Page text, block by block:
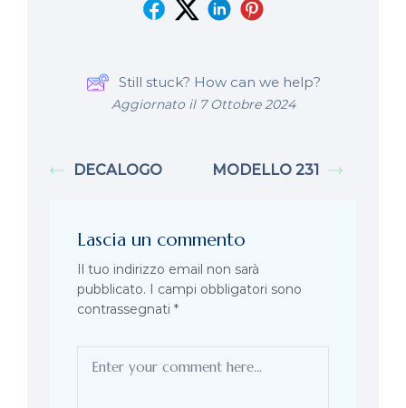
Still stuck? How can we help?
Aggiornato il 7 Ottobre 2024
DECALOGO MODELLO 231
Lascia un commento
Il tuo indirizzo email non sarà
pubblicato. I campi obbligatori sono
contrassegnati *